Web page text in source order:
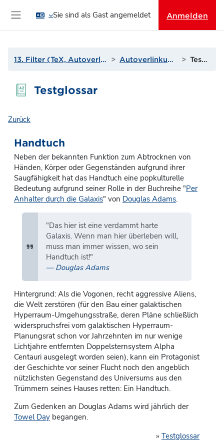
Sie sind als Gast angemeldet Anmelden
13. Filter (TeX, Autoverlinkungen und mehr) Autoverlinkung zu Glossaren Testglossar
Testglossar
Zurück
Handtuch
Neben der bekannten Funktion zum Abtrocknen von
Händen, Körper oder Gegenständen aufgrund ihrer
Saugfähigkeit hat das Handtuch eine popkulturelle
Bedeutung aufgrund seiner Rolle in der Buchreihe "Per
Anhalter durch die Galaxis" von Douglas Adams.
"Das hier ist eine verdammt harte
Galaxis. Wenn man hier überleben will,
muss man immer wissen, wo sein
Handtuch ist!"
Douglas Adams
Hintergrund: Als die Vogonen, recht aggressive Aliens,
die Welt zerstören (für den Bau einer galaktischen
Hyperraum-Umgehungsstraße, deren Pläne schließlich
widerspruchsfrei vom galaktischen Hyperraum-
Planungsrat schon vor Jahrzehnten im nur wenige
Lichtjahre entfernten Doppelsternsystem Alpha
Centauri ausgelegt worden seien), kann ein Protagonist
der Geschichte vor seiner Flucht noch den angeblich
nützlichsten Gegenstand des Universums aus den
Trümmern seines Hauses retten: Ein Handtuch.
Zum Gedenken an Douglas Adams wird jährlich der
Towel Day begangen.
» Testglossar